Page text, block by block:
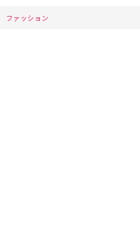
ファッション